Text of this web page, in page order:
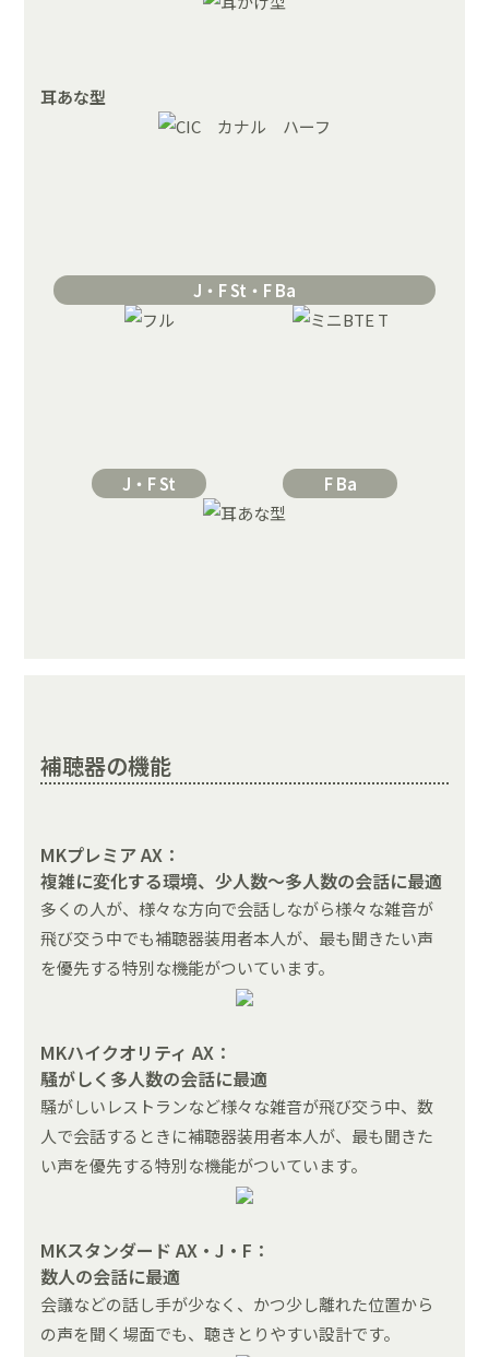
耳あな型
J・F St・F Ba
J・F St F Ba
補聴器の機能
MKプレミア AX：
複雑に変化する環境、少人数〜多人数の会話に最適
多くの人が、様々な方向で会話しながら様々な雑音が
飛び交う中でも補聴器装用者本人が、最も聞きたい声
を優先する特別な機能がついています。
MKハイクオリティ AX：
騒がしく多人数の会話に最適
騒がしいレストランなど様々な雑音が飛び交う中、数
人で会話するときに補聴器装用者本人が、最も聞きた
い声を優先する特別な機能がついています。
MKスタンダード AX・J・F：
数人の会話に最適
会議などの話し手が少なく、かつ少し離れた位置から
の声を聞く場面でも、聴きとりやすい設計です。